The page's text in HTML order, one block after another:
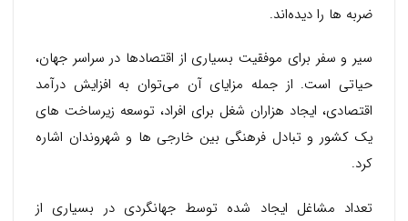
ضربه ها را دیده‌اند.
سیر و سفر برای موفقیت بسیاری از اقتصادها در سراسر جهان،
حیاتی است. از جمله مزایای آن می‌توان به افزایش درآمد
اقتصادی، ایجاد هزاران شغل برای افراد، توسعه زیرساخت های
یک کشور و تبادل فرهنگی بین خارجی ها و شهروندان اشاره
کرد.
تعداد مشاغل ایجاد شده توسط جهانگردی در بسیاری از